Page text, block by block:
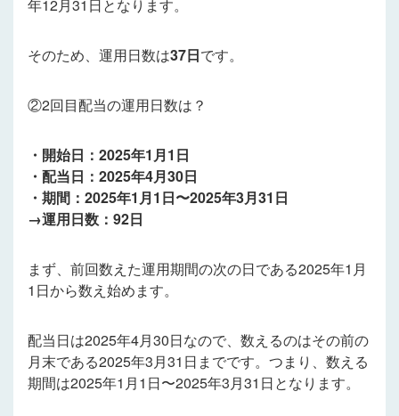
年12月31日となります。
そのため、運用日数は37日です。
②2回目配当の運用日数は？
・開始日：2025年1月1日
・配当日：2025年4月30日
・期間：2025年1月1日〜2025年3月31日
→運用日数：92日
まず、前回数えた運用期間の次の日である2025年1月
1日から数え始めます。
配当日は2025年4月30日なので、数えるのはその前の
月末である2025年3月31日までです。つまり、数える
期間は2025年1月1日〜2025年3月31日となります。